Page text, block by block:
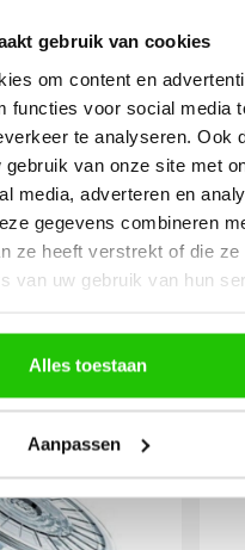
gebruik van cookies
om content en
functies voor social media
te analyseren. Ook
gebruik van onze site met
media, adverteren en
gegevens combineren
ze heeft verstrekt of die ze
van uw gebruik van hun
Alles toestaan
Aanpassen
en
dag
Super
leveren
volledig
artikel is
veel sfeer,
lamp 3w